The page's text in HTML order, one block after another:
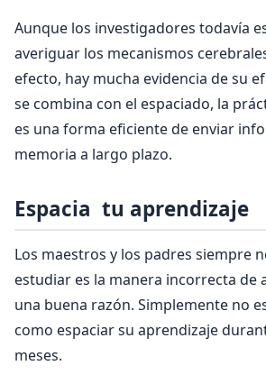
Aunque los investigadores todavía
averiguar los mecanismos
efecto, hay mucha evidencia de su
se combina con el espaciado, la
es una forma eficiente de enviar
memoria a largo plazo.
Espacia tu aprendizaje
Los maestros y los padres siempre
estudiar es la manera incorrecta
una buena razón. Simplemente no
como espaciar su aprendizaje
meses.